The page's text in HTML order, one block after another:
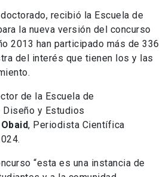
recibió la Escuela de
la nueva versión del concurso
2013 han participado más de 336
del interés que tienen los y las
de la Escuela de
Diseño y Estudios
, Periodista Científica
“esta es una instancia de